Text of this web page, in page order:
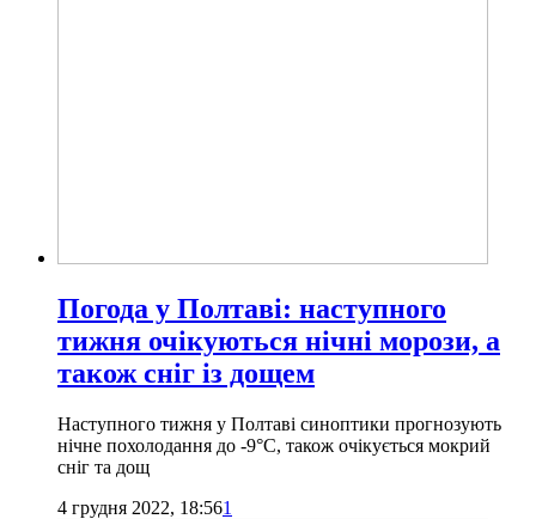
Погода у Полтаві: наступного
тижня очікуються нічні морози, а
також сніг із дощем
Наступного тижня у Полтаві синоптики прогнозують
нічне похолодання до -9°C, також очікується мокрий
сніг та дощ
4 грудня 2022, 18:561